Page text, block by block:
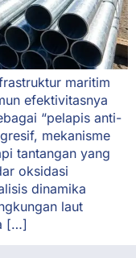
maritim
efektivitasnya
“pelapis anti-
mekanisme
tantangan yang
oksidasi
dinamika
laut
[…]